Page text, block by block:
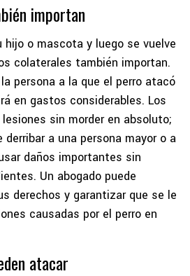
importan
hijo o mascota y luego se vuelve
colaterales también importan.
persona a la que el perro atacó
en gastos considerables. Los
sin morder en absoluto;
derribar a una persona mayor o a
daños importantes sin
Un abogado puede
derechos y garantizar que se le
causadas por el perro en
atacar